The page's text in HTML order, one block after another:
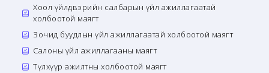
Хоол үйлдвэрийн салбарын үйл ажиллагаатай
холбоотой маягт
Зочид буудлын үйл ажиллагаатай холбоотой маягт
Салоны үйл ажиллагааны маягт
Түлхүүр ажилтны холбоотой маягт